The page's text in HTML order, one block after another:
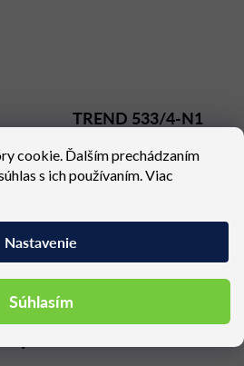
cookie. Ďalším prechádzaním
s ich používaním. Viac
Nastavenie
Súhlasím
4
TREND 533/4-N1
Dostupné (dodacia lehota 4
týždne)